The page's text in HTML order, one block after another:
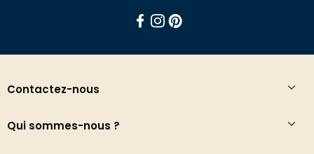
Contactez-nous
Qui sommes-nous ?